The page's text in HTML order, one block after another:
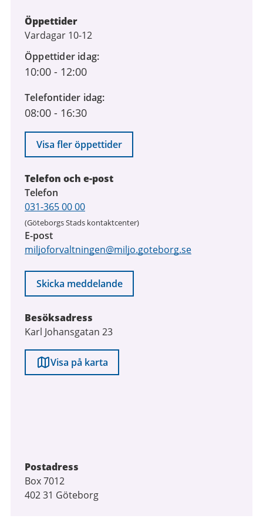
Öppettider
Vardagar 10-12
Öppettider idag
10:00 - 12:00
Telefontider idag
08:00 - 16:30
Visa fler öppettider
Telefon och e-post
Telefon
031-365 00 00
(Göteborgs Stads kontaktcenter)
E-post
miljoforvaltningen@miljo.goteborg.se
Skicka meddelande
Besöksadress
Karl Johansgatan 23
Visa på karta
Postadress
Box 7012
402 31 Göteborg